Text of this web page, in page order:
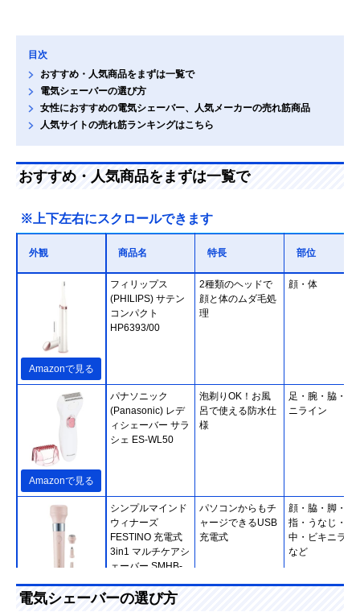
目次
おすすめ・人気商品をまずは一覧で
電気シェーバーの選び方
女性におすすめの電気シェーバー、人気メーカーの売れ筋商品
人気サイトの売れ筋ランキングはこちら
おすすめ・人気商品をまずは一覧で
※上下左右にスクロールできます
外観 商品名 特長 部位
Amazonで見る
フィリップス
(PHILIPS) サテン
コンパクト
HP6393/00
2種類のヘッドで
顔と体のムダ毛処
理
顔・体
Amazonで見る
パナソニック
(Panasonic) レデ
ィシェーバー サラ
シェ ES-WL50
泡剃りOK！お風
呂で使える防水仕
様
足・腕・脇・ビ
ニライン
Amazonで見る
シンプルマインド
ウィナーズ
FESTINO 充電式
3in1 マルチケアシ
ェーバー SMHB-
パソコンからもチ
ャージできるUSB
充電式
顔・脇・脚・腕
指・うなじ・背
中・ビキニライ
など
電気シェーバーの選び方